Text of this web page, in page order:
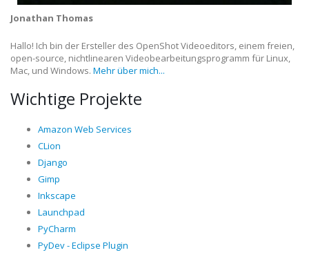
Jonathan Thomas
Hallo! Ich bin der Ersteller des OpenShot Videoeditors, einem freien,
open-source, nichtlinearen Videobearbeitungsprogramm für Linux,
Mac, und Windows. Mehr über mich...
Wichtige Projekte
Amazon Web Services
CLion
Django
Gimp
Inkscape
Launchpad
PyCharm
PyDev - Eclipse Plugin